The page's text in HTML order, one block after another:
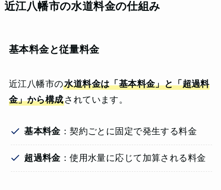
近江八幡市の水道料金の仕組み
基本料金と従量料金
近江八幡市の水道料金は「基本料金」と「超過料
金」から構成されています。
基本料金 ：契約ごとに固定で発生する料金
超過料金 ：使用水量に応じて加算される料金